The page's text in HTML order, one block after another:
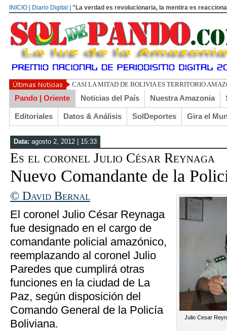
INICIO | Diario Digital | "La verdad es revolucionaria, la mentira es
CASI LA MITAD DE BOLIVIA ES TERRITORIO
Pando | Oriente Noticias del País Nuestra Amazonia
Editoriales Datos & Análisis SolDeportes Gira el
Data: agosto 2, 2012 | 15:33
Es el coronel Julio César Reynaga
Nuevo Comandante de la
Julio Cesar
© David Bernal
El coronel Julio César Reynaga
fue designado en el cargo de
comandante policial amazónico,
reemplazando al coronel Julio
Paredes que cumplirá otras
funciones en la ciudad de La
Paz, según disposición del
Comando General de la Policía
Boliviana.